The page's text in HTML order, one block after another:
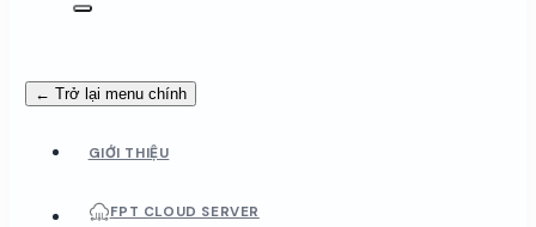
← Trở lại menu chính
GIỚI THIỆU
FPT CLOUD SERVER